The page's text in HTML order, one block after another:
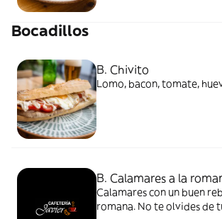
Bocadillos
B. Chivito
Lomo, bacon, tomate,
B. Calamares a la
Calamares con un buen
romana. No te olvides de